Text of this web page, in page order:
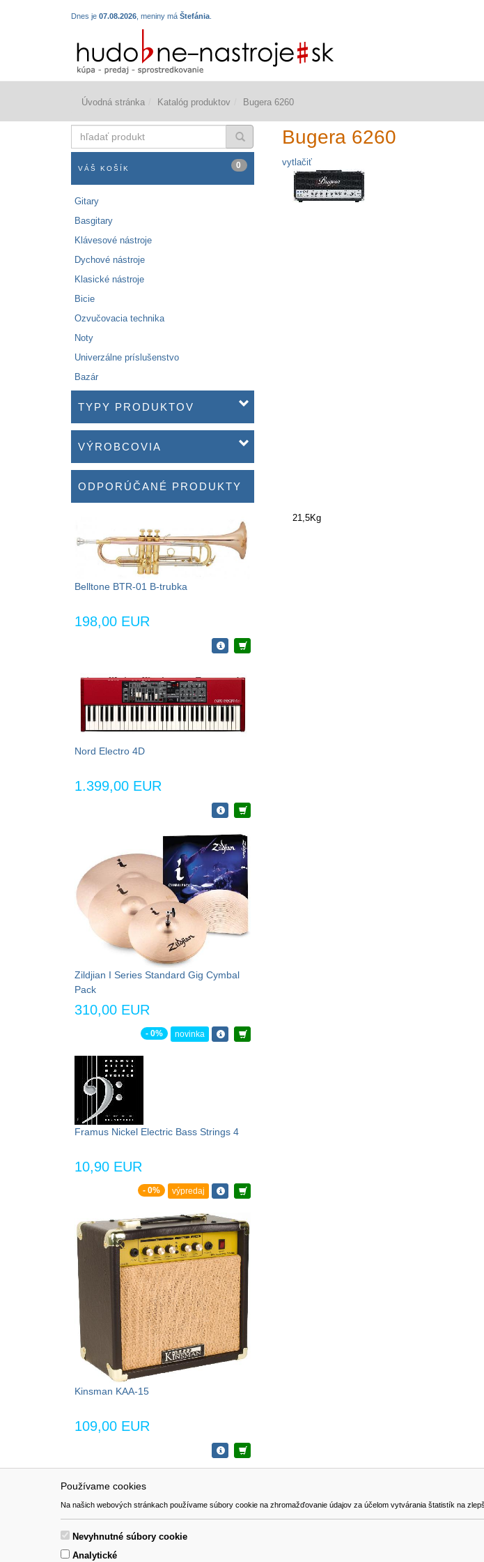
Používame cookies
Na našich webových stránkach používame súbory cookie na zhromažďovanie údajov za účelom vytvárania štatistík na
Nevyhnutné súbory cookie
Analytické
Dnes je 07.08.2026 , meniny má Štefánia
Úvodná stránka Katalóg produktov Bugera 6260
produkt
VÁŠ KOŠÍK 0
Gitary
Basgitary
Klávesové nástroje
Dychové nástroje
Klasické nástroje
Bicie
Ozvučovacia technika
Noty
Univerzálne príslušenstvo
Bazár
TYPY PRODUKTOV
VÝROBCOVIA
ODPORÚČANÉ PRODUKTY
Belltone BTR-01 B-trubka
198,00 EUR
Nord Electro 4D
1.399,00 EUR
Zildjian I Series Standard Gig Cymbal
Pack
310,00 EUR
- 0% novinka
Framus Nickel Electric Bass Strings 4
10,90 EUR
- 0% výpredaj
Kinsman KAA-15
109,00 EUR
Bugera 6260
vytlačiť
21,5Kg
Pomoc
Kontakt